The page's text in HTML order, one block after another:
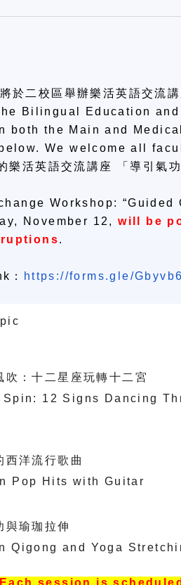
於二校區舉辦樂活英語交流講
Bilingual Education
both the Main and
We welcome all
樂活英語交流講座 「導引氣
Workshop: “Guided
November 12,will be
.
： https://forms.gle/
吹：十二星座玩轉十二宮
12 Signs Dancing
西洋流行歌曲
Pop Hits with Guitar
與瑜珈拉伸
Qigong and Yoga
Each session is